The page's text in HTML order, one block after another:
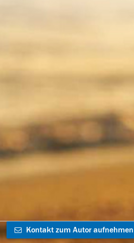
Kontakt zum Autor aufnehmen